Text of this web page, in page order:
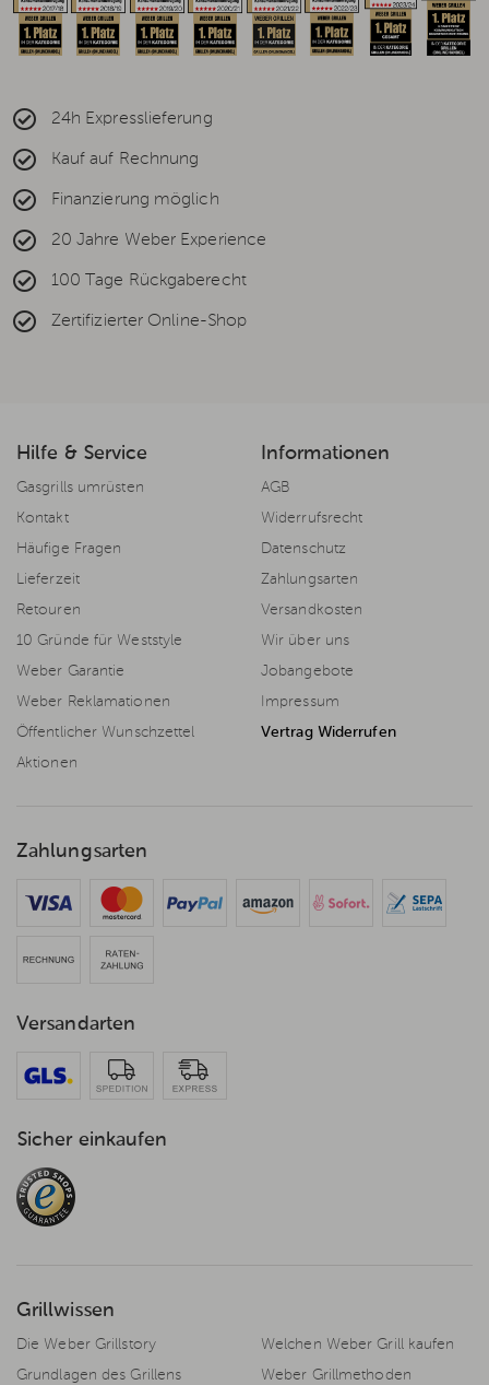
24h Expresslieferung
Kauf auf Rechnung
Finanzierung möglich
20 Jahre Weber Experience
100 Tage Rückgaberecht
Zertifizierter Online-Shop
Hilfe & Service
Gasgrills umrüsten
Kontakt
Häufige Fragen
Lieferzeit
Retouren
10 Gründe für Weststyle
Weber Garantie
Weber Reklamationen
Öffentlicher Wunschzettel
Aktionen
Informationen
AGB
Widerrufsrecht
Datenschutz
Zahlungsarten
Versandkosten
Wir über uns
Jobangebote
Impressum
Vertrag Widerrufen
Zahlungsarten
Versandarten
Sicher einkaufen
Grillwissen
Die Weber Grillstory
Welchen Weber Grill kaufen
Grundlagen des Grillens
Weber Grillmethoden